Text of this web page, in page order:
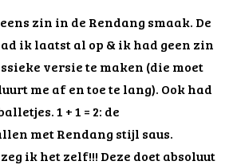
zin in de Rendang smaak. De
ik laatst al op & ik had geen zin
versie te maken (die moet
me af en toe te lang). Ook had
1 + 1 = 2: de
met Rendang stijl saus.
ik het zelf!!! Deze doet absoluut